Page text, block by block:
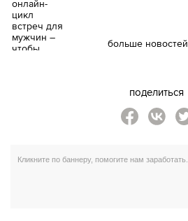
больше новостей
поделиться